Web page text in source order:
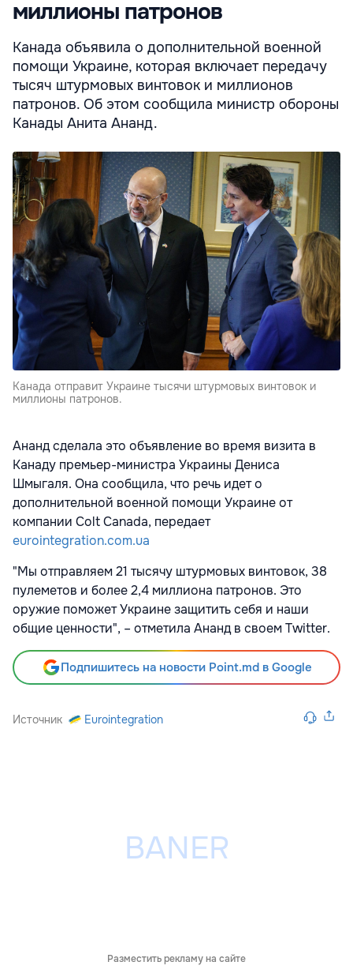
миллионы патронов
Канада объявила о дополнительной военной
помощи Украине, которая включает передачу
тысяч штурмовых винтовок и миллионов
патронов. Об этом сообщила министр обороны
Канады Анита Ананд.
Канада отправит Украине тысячи штурмовых винтовок и
миллионы патронов.
Ананд сделала это объявление во время визита в
Канаду премьер-министра Украины Дениса
Шмыгаля. Она сообщила, что речь идет о
дополнительной военной помощи Украине от
компании Colt Canada, передает
eurointegration.com.ua
"Мы отправляем 21 тысячу штурмовых винтовок, 38
пулеметов и более 2,4 миллиона патронов. Это
оружие поможет Украине защитить себя и наши
общие ценности", – отметила Ананд в своем Twitter.
Подпишитесь на новости Point.md в Google
Источник Eurointegration
Разместить рекламу на сайте